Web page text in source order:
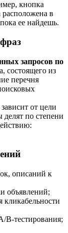
кнопка
расположена в
ее найдешь.
запросов по
состоящего из
перечня
от цели
по степени
описаний к
объявлений;
B-тестирования;